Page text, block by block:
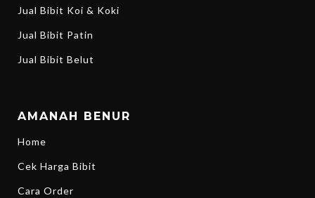
Jual Bibit Koi & Koki
Jual Bibit Patin
Jual Bibit Belut
AMANAH BENUR
Home
Cek Harga Bibit
Cara Order